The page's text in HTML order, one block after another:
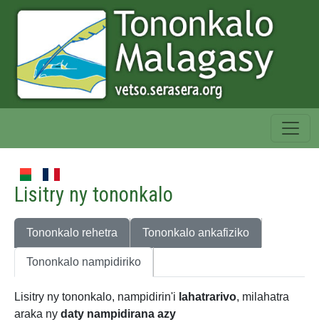
Lisitry ny tononkalo
Tononkalo rehetra Tononkalo ankafiziko
Tononkalo nampidiriko
Lisitry ny tononkalo, nampidirin'i lahatrarivo, milahatra
araka ny daty nampidirana azy